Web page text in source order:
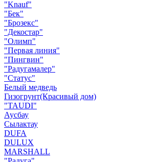
"Knauf"
"Бек"
"Брозекс"
"Декостар"
"Олимп"
"Первая линия"
"Пингвин"
"Радугамалер"
"Статус"
Белый медведь
Гизогрунт(Красивый дом)
"TAUDI"
Аусбау
Сылактау
DUFA
DULUX
MARSHALL